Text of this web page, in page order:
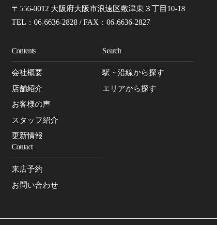
〒556-0012 大阪府大阪市浪速区敷津東３丁目10-18
TEL：06-6636-2828 / FAX：06-6636-2827
Contents
会社概要
店舗紹介
お客様の声
スタッフ紹介
更新情報
Search
駅・沿線から探す
エリアから探す
Contact
来店予約
お問い合わせ